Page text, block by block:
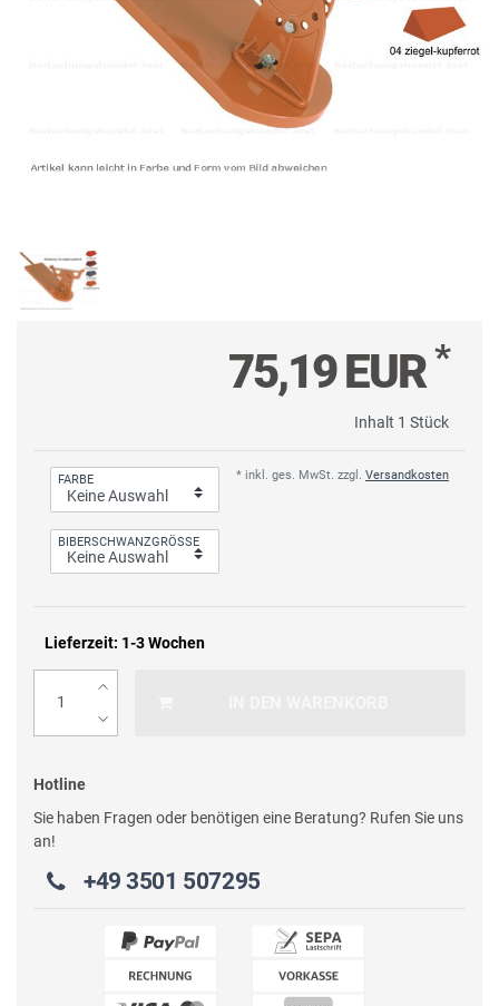
75,19 EUR*
Inhalt 1 Stück
* inkl. ges. MwSt. zzgl. Versandkosten
FARBE
BIBERSCHWANZGRÖSSE
Lieferzeit: 1-3 Wochen
Hotline
Sie haben Fragen oder benötigen eine Beratung? Rufen Sie uns
an!
+49 3501 507295